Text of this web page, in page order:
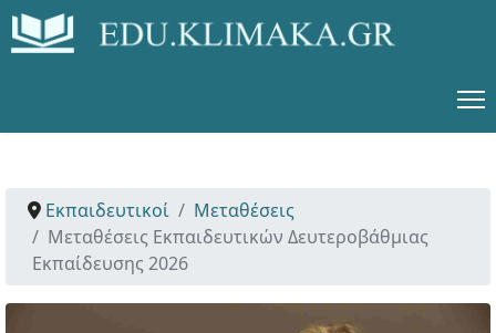
Εκπαιδευτικοί
Μεταθέσεις
Μεταθέσεις Εκπαιδευτικών Δευτεροβάθμιας
Εκπαίδευσης 2026